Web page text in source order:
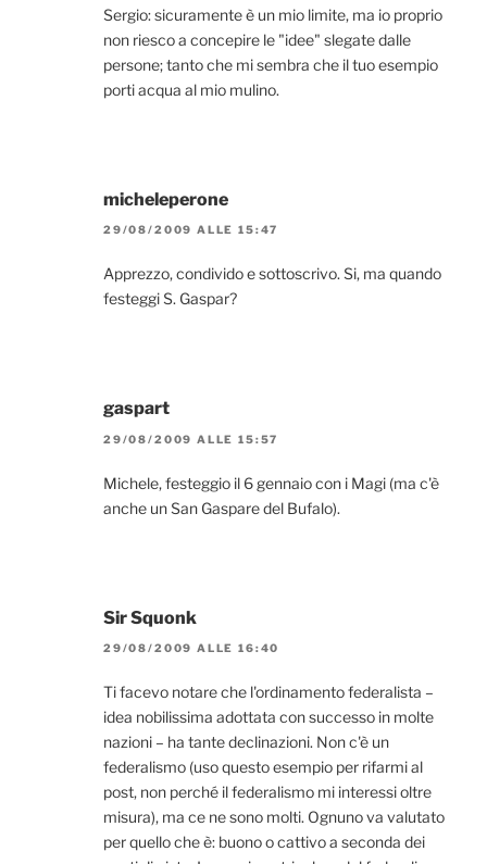
Sergio: sicuramente è un mio limite, ma io proprio
non riesco a concepire le "idee" slegate dalle
persone; tanto che mi sembra che il tuo esempio
porti acqua al mio mulino.
micheleperone
29/08/2009 ALLE 15:47
Apprezzo, condivido e sottoscrivo. Si, ma quando
festeggi S. Gaspar?
gaspart
29/08/2009 ALLE 15:57
Michele, festeggio il 6 gennaio con i Magi (ma c'è
anche un San Gaspare del Bufalo).
Sir Squonk
29/08/2009 ALLE 16:40
Ti facevo notare che l'ordinamento federalista –
idea nobilissima adottata con successo in molte
nazioni – ha tante declinazioni. Non c'è un
federalismo (uso questo esempio per rifarmi al
post, non perché il federalismo mi interessi oltre
misura), ma ce ne sono molti. Ognuno va valutato
per quello che è: buono o cattivo a seconda dei